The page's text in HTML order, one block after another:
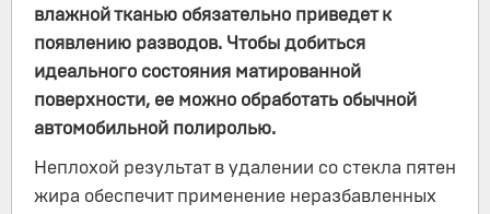
влажной тканью обязательно приведет к
появлению разводов. Чтобы добиться
идеального состояния матированной
поверхности, ее можно обработать обычной
автомобильной полиролью.
Неплохой результат в удалении со стекла пятен
жира обеспечит применение неразбавленных